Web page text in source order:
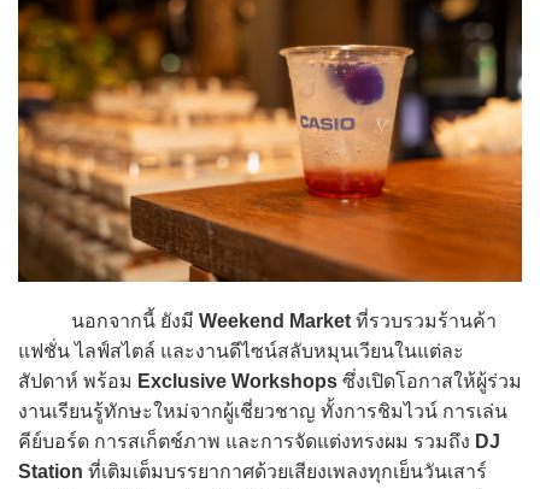
นอกจากนี้ ยังมี Weekend Market ที่รวบรวมร้านค้า
แฟชั่น ไลฟ์สไตล์ และงานดีไซน์สลับหมุนเวียนในแต่ละ
สัปดาห์ พร้อม Exclusive Workshops ซึ่งเปิดโอกาสให้ผู้ร่วม
งานเรียนรู้ทักษะใหม่จากผู้เชี่ยวชาญ ทั้งการชิมไวน์ การเล่น
คีย์บอร์ด การสเก็ตช์ภาพ และการจัดแต่งทรงผม รวมถึง DJ
Station ที่เติมเต็มบรรยากาศด้วยเสียงเพลงทุกเย็นวันเสาร์